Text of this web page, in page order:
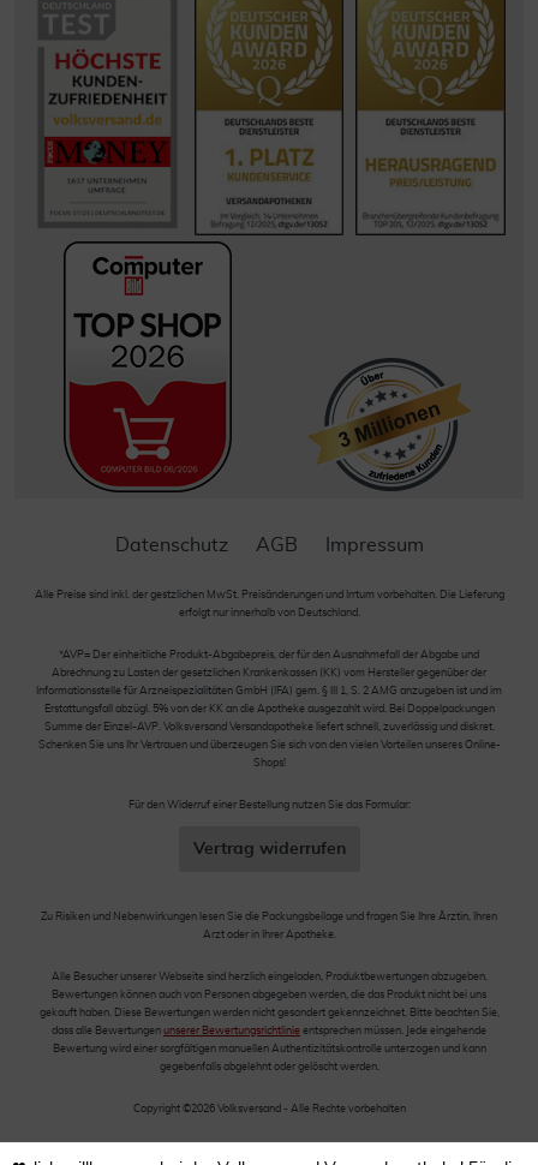
Datenschutz AGB Impressum
Alle Preise sind inkl. der gestzlichen MwSt. Preisänderungen und Irrtum vorbehalten. Die Lieferung
erfolgt nur innerhalb von Deutschland.
*AVP= Der einheitliche Produkt-Abgabepreis, der für den Ausnahmefall der Abgabe und
Abrechnung zu Lasten der gesetzlichen Krankenkassen (KK) vom Hersteller gegenüber der
Informationsstelle für Arzneispezialitäten GmbH (IFA) gem. § III 1, S. 2 AMG anzugeben ist und im
Erstattungsfall abzügl. 5% von der KK an die Apotheke ausgezahlt wird. Bei Doppelpackungen
Summe der Einzel-AVP. Volksversand Versandapotheke liefert schnell, zuverlässig und diskret.
Schenken Sie uns Ihr Vertrauen und überzeugen Sie sich von den vielen Vorteilen unseres Online-
Shops!
Für den Widerruf einer Bestellung nutzen Sie das Formular:
Vertrag widerrufen
Zu Risiken und Nebenwirkungen lesen Sie die Packungsbeilage und fragen Sie Ihre Ärztin, Ihren
Arzt oder in Ihrer Apotheke.
Alle Besucher unserer Webseite sind herzlich eingeladen, Produktbewertungen abzugeben.
Bewertungen können auch von Personen abgegeben werden, die das Produkt nicht bei uns
gekauft haben. Diese Bewertungen werden nicht gesondert gekennzeichnet. Bitte beachten Sie,
dass alle Bewertungen unserer Bewertungsrichtlinie entsprechen müssen. Jede eingehende
Bewertung wird einer sorgfältigen manuellen Authentizitätskontrolle unterzogen und kann
gegebenfalls abgelehnt oder gelöscht werden.
Copyright ©2026 Volksversand - Alle Rechte vorbehalten